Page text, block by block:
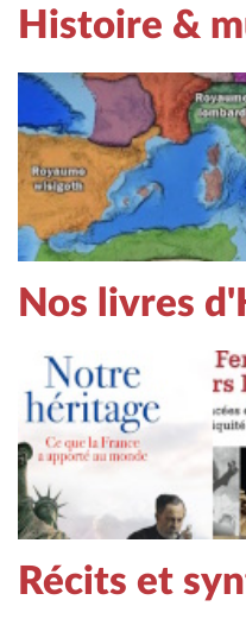
Histoire &
Nos livres
Récits et